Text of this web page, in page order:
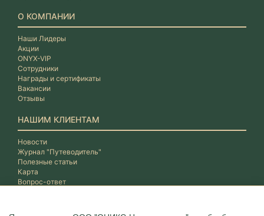
О КОМПАНИИ
Наши Лидеры
Акции
ONYX-VIP
Сотрудники
Награды и сертификаты
Вакансии
Отзывы
НАШИМ КЛИЕНТАМ
Новости
Журнал "Путеводитель"
Полезные статьи
Карта
Вопрос-ответ